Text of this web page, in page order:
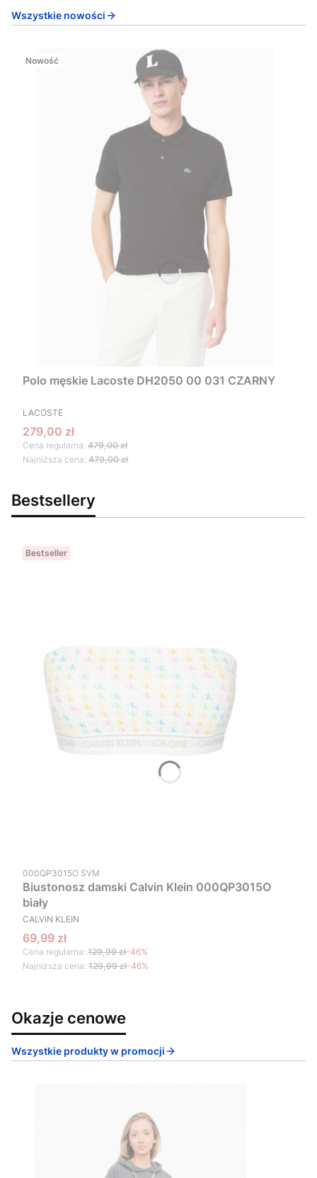
Wszystkie nowości
Nowość
Polo męskie Lacoste DH2050 00 031 CZARNY
PRODUCENT
LACOSTE
Cena promocyjna
279,00 zł
Cena regularna: 479,00 zł
Najniższa cena: 479,00 zł
Bestsellery
Bestseller
Kod produktu
000QP3015O SVM
Biustonosz damski Calvin Klein 000QP3015O
biały
PRODUCENT
CALVIN KLEIN
Cena promocyjna
69,99 zł
Cena regularna: 129,99 zł-46%
Najniższa cena: 129,99 zł-46%
Okazje cenowe
Wszystkie produkty w promocji